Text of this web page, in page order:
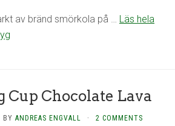
av bränd smörkola på … Läs hela
Cup Chocolate Lava
BY ANDREAS ENGVALL · 2 COMMENTS